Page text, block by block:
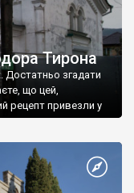
Тирона
Достатньо згадати
що цей,
рецепт привезли у